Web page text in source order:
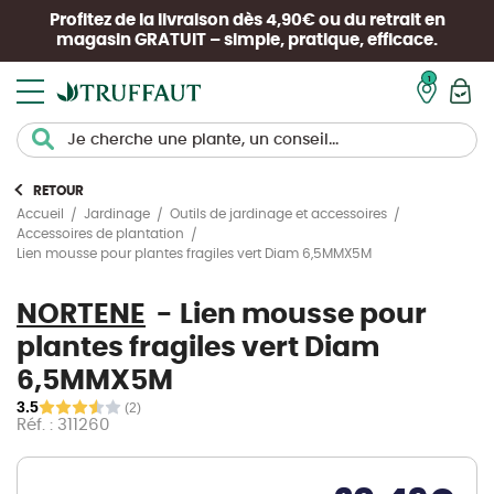
Profitez de la livraison dès 4,90€ ou du retrait en
magasin GRATUIT – simple, pratique, efficace.
RETOUR
Accueil
Jardinage
Outils de jardinage et accessoires
Accessoires de plantation
Lien mousse pour plantes fragiles vert Diam 6,5MMX5M
NORTENE
Lien mousse pour
plantes fragiles vert Diam
6,5MMX5M
3.5 (2)
Réf. : 311260